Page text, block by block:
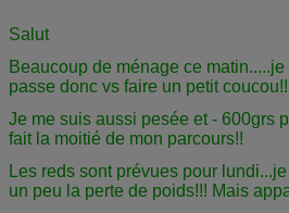
Salut
Beaucoup de ménage ce
passe donc vs faire un petit coucou!!
Je me suis aussi pesée et - 600grs
fait la moitié de mon parcours!!
Les reds sont prévues pour
un peu la perte de poids!!! Mais